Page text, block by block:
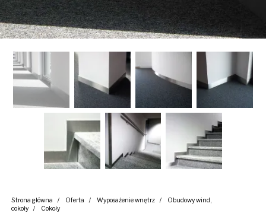
Strona główna / Oferta / Wyposażenie wnętrz /
Obudowy wind,
cokoły
/ Cokoły